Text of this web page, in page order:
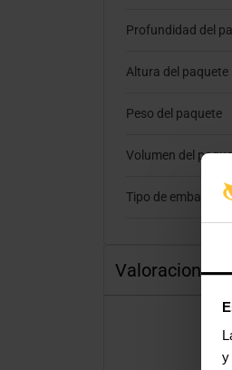
y
Profundidad del
Altura del paquete
Peso del paquete
Volumen del
Tipo de embalaje
Valoraciones